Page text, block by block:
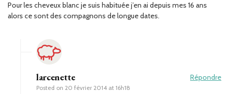
Pour les cheveux blanc je suis habituée j’en ai depuis mes 16 ans
alors ce sont des compagnons de longue dates.
larcenette
Posted on 20 février 2014 at 16h18
Répondre